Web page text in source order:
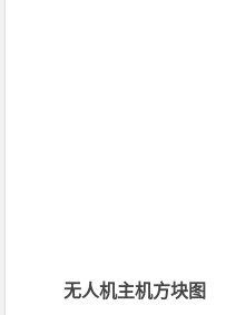
无人机主机方块图